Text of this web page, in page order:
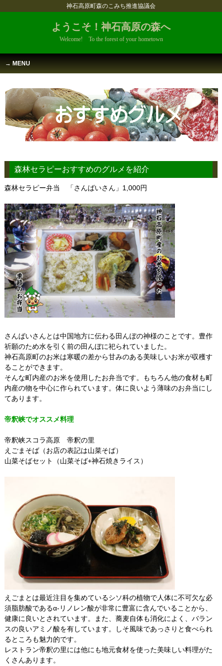
神石高原町森のこみち推進協議会
ようこそ！神石高原の森へ
Welcome! To the forest of your hometown
MENU
森林セラピーおすすめのグルメを紹介
森林セラピー弁当 「さんばいさん」1,000円
さんばいさんとは中国地方に伝わる田んぼの神様のことです。豊作
祈願のため水を引く前の田んぼに祀られていました。
神石高原町のお米は寒暖の差から甘みのある美味しいお米が収穫す
ることができます。
そんな町内産のお米を使用したお弁当です。もちろん他の食材も町
内産の物を中心に作られています。体に良いよう薄味のお弁当にし
てあります。
帝釈峡でオススメ料理
帝釈峡スコラ高原 帝釈の里
えごまそば（お店の表記は山菜そば）
山菜そばセット（山菜そば+神石焼きライス）
えごまとは最近注目を集めているシソ科の植物で人体に不可欠な必
須脂肪酸であるα-リノレン酸が非常に豊富に含んでいることから、
健康に良いとされています。また、蕎麦自体も消化によく、バラン
スの良いアミノ酸を有しています。しそ風味であっさりと食べられ
るところも魅力的です。
レストラン帝釈の里には他にも地元食材を使った美味しい料理がた
くさんあります。